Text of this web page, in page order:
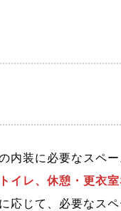
内装に必要なスペー
イレ、休憩・更衣
応じて、必要なス